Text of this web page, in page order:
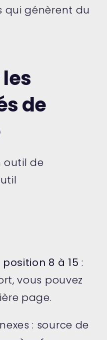
qui génèrent du
de
outil de
position 8 à 15 :
vous pouvez
page.
: source de